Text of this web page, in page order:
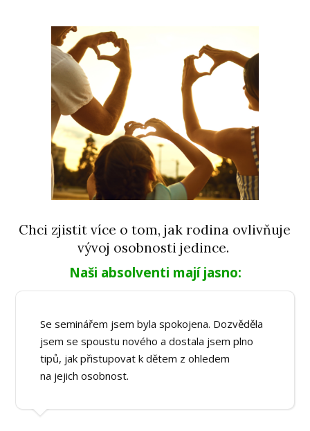
Chci zjistit více o tom, jak rodina ovlivňuje
vývoj osobnosti jedince.
Naši absolventi mají jasno:
Se seminářem jsem byla spokojena. Dozvěděla
jsem se spoustu nového a dostala jsem plno
tipů, jak přistupovat k dětem z ohledem
na jejich osobnost.